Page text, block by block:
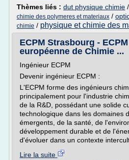
Thèmes liés : dut physique chimie /
chimie des polymeres et materiaux /
chimie / physique et chimie des
ECPM Strasbourg -
européenne de Chimie ...
Ingénieur ECPM
Devenir ingénieur ECPM :
L'ECPM forme des ingénieurs
principalement pour l'industrie
de la R&D, possédant une solide
technologique dans les domaines
émergents, de la santé, de
développement durable et de
d'évoluer dans un contexte
Lire la suite